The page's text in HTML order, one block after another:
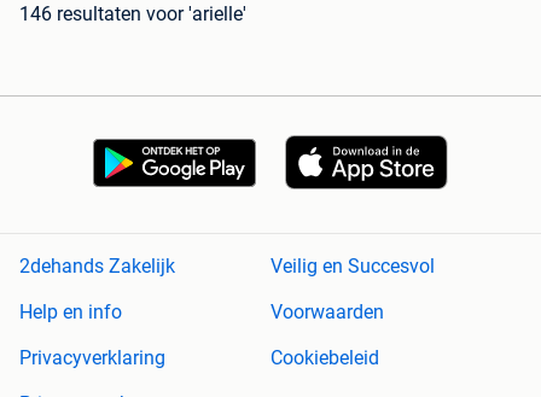
146 resultaten voor 'arielle'
2dehands Zakelijk
Veilig en Succesvol
Help en info
Voorwaarden
Privacyverklaring
Cookiebeleid